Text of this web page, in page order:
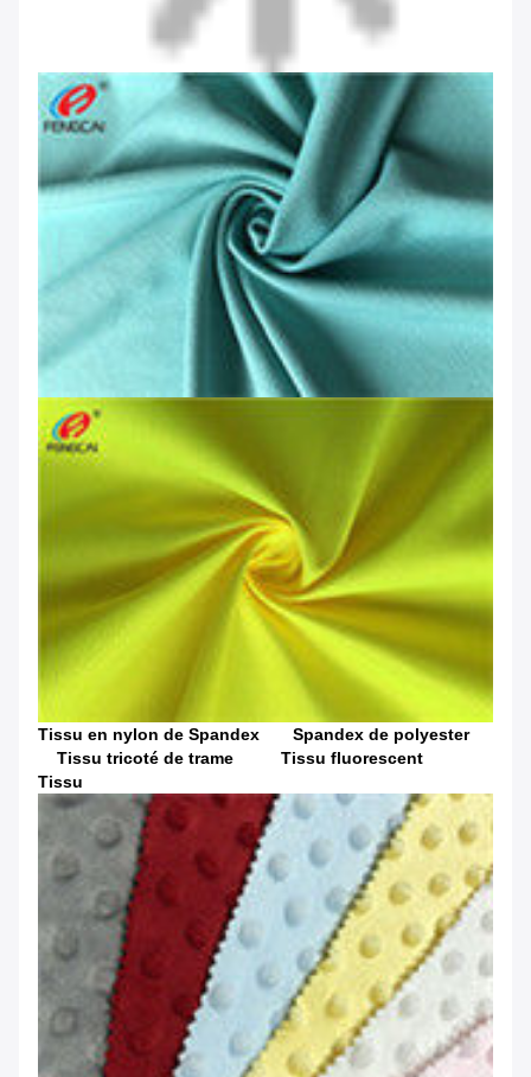
Tissu en nylon de Spandex Spandex de polyester
Tissu tricoté de trame Tissu fluorescent
Tissu